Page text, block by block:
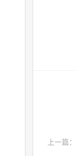
上一篇：